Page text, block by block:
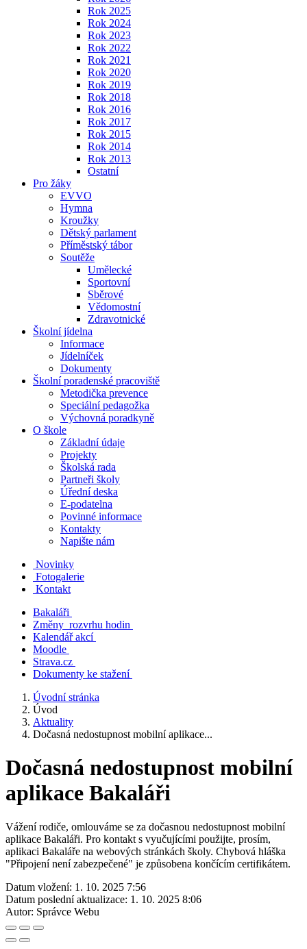
Rok 2025
Rok 2024
Rok 2023
Rok 2022
Rok 2021
Rok 2020
Rok 2019
Rok 2018
Rok 2016
Rok 2017
Rok 2015
Rok 2014
Rok 2013
Ostatní
Pro žáky
EVVO
Hymna
Kroužky
Dětský parlament
Příměstský tábor
Soutěže
Umělecké
Sportovní
Sběrové
Vědomostní
Zdravotnické
Školní jídelna
Informace
Jídelníček
Dokumenty
Školní poradenské pracoviště
Metodička prevence
Speciální pedagožka
Výchovná poradkyně
O škole
Základní údaje
Projekty
Školská rada
Partneři školy
Úřední deska
E-podatelna
Povinné informace
Kontakty
Napište nám
Novinky
Fotogalerie
Kontakt
Bakaláři
Změny rozvrhu hodin
Kalendář akcí
Moodle
Strava.cz
Dokumenty ke stažení
Úvodní stránka
Úvod
Aktuality
Dočasná nedostupnost mobilní aplikace...
Dočasná nedostupnost mobilní
aplikace Bakaláři
Vážení rodiče, omlouváme se za dočasnou nedostupnost mobilní
aplikace Bakaláři. Pro kontakt s vyučujícími použijte, prosím,
aplikaci Bakaláře na webových stránkách školy. Chybová hláška
"Připojení není zabezpečené" je způsobena končícím certifikátem.
Datum vložení: 1. 10. 2025 7:56
Datum poslední aktualizace: 1. 10. 2025 8:06
Autor: Správce Webu